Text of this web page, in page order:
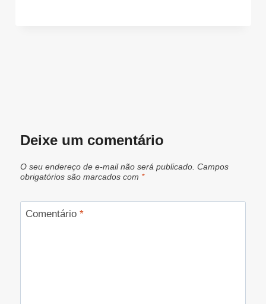
Deixe um comentário
O seu endereço de e-mail não será publicado. Campos
obrigatórios são marcados com *
Comentário *